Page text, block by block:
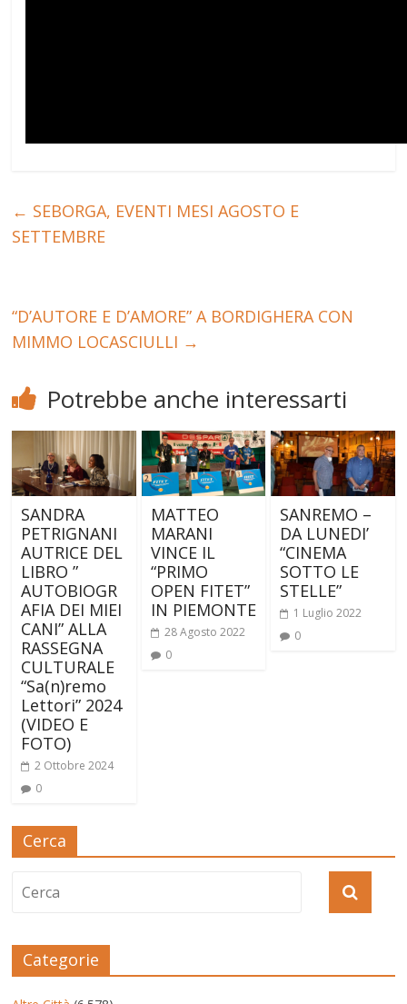
← SEBORGA, EVENTI MESI AGOSTO E
SETTEMBRE
“D’AUTORE E D’AMORE” A BORDIGHERA CON
MIMMO LOCASCIULLI →
Potrebbe anche interessarti
SANDRA
PETRIGNANI
AUTRICE DEL
LIBRO ”
AUTOBIOGR
AFIA DEI MIEI
CANI” ALLA
RASSEGNA
CULTURALE
“Sa(n)remo
Lettori” 2024
(VIDEO E
FOTO)
2 Ottobre 2024
0
MATTEO
MARANI
VINCE IL
“PRIMO
OPEN FITET”
IN PIEMONTE
28 Agosto 2022
0
SANREMO –
DA LUNEDI’
“CINEMA
SOTTO LE
STELLE”
1 Luglio 2022
0
Cerca
Categorie